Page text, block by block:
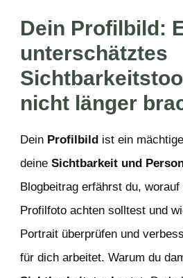
Dein Profilbild:
unterschätztes
nicht länger
Dein Profilbild ist ein
deine Sichtbarkeit und
Blogbeitrag erfährst du,
Profilfoto achten solltest und
Portrait überprüfen und
für dich arbeitet. Warum du